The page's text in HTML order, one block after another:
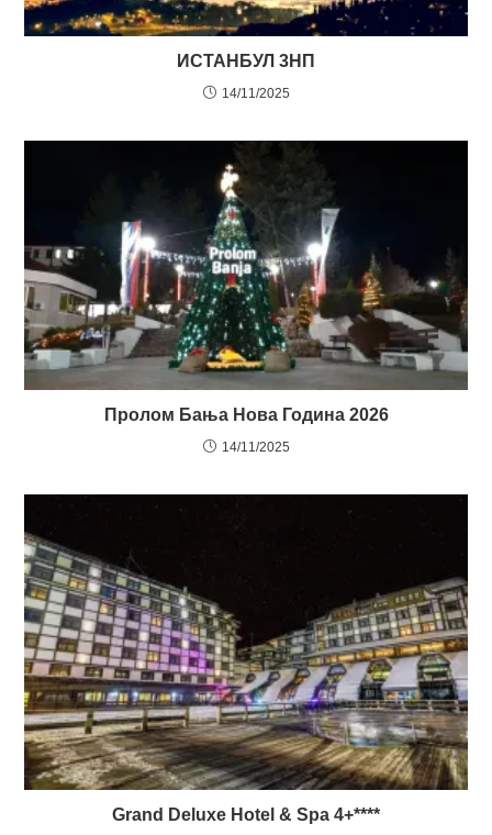
ИСТАНБУЛ 3НП
14/11/2025
Пролом Бања Нова Година 2026
14/11/2025
Grand Deluxe Hotel & Spa 4+****